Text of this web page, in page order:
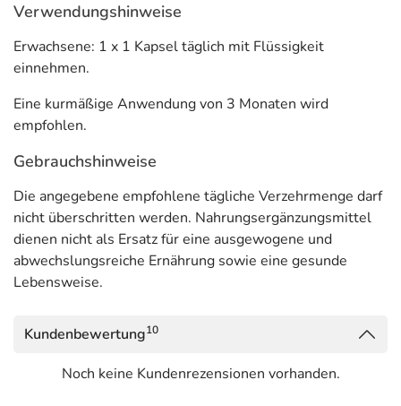
Funktion der Zähne, Haut, des Zahnfleisches, der Knorpelfunktion, der
Knochen und der Blutgefäße bei. Vitamin C trägt zu einer normalen Funktion
des Nervensystems bei. Vitamin C trägt zur normalen psychischen Funktion
Vitamin C erhöht die Eisenaufnahme.
15 mg Eisen (107 % NRV*) und 89 mg
Hagebuttenfrüchte Extrakt entsprechend 40 mg Vitamin
C (50 % NRV*).
*NRV = Prozent der empfohlenen Tagesdosis
Zevener Str. 9
Verwendungshinweise
Erwachsene: 1 x 1 Kapsel täglich mit Flüssigkeit
einnehmen.
Eine kurmäßige Anwendung von 3 Monaten wird
empfohlen.
Gebrauchshinweise
Die angegebene empfohlene tägliche Verzehrmenge darf
nicht überschritten werden. Nahrungsergänzungsmittel
dienen nicht als Ersatz für eine ausgewogene und
abwechslungsreiche Ernährung sowie eine gesunde
Lebensweise.
Kundenbewertung10
Noch keine Kundenrezensionen vorhanden.